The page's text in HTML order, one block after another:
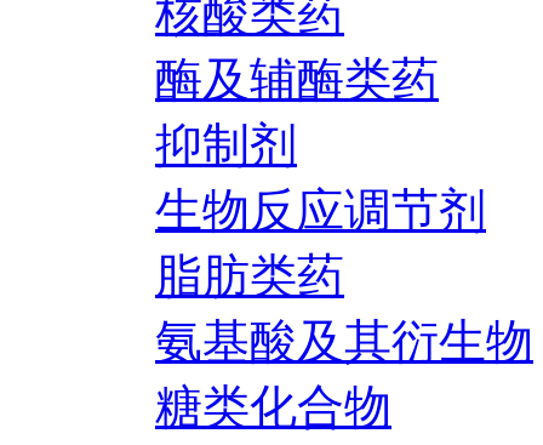
核酸类药
酶及辅酶类药
抑制剂
生物反应调节剂
脂肪类药
氨基酸及其衍生物
糖类化合物